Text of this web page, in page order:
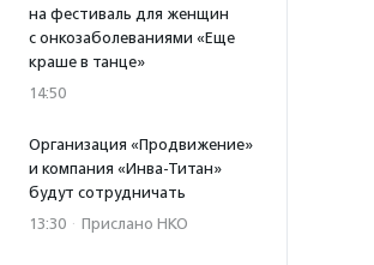
на фестиваль для женщин
с онкозаболеваниями «Еще
краше в танце»
14:50
Организация «Продвижение»
и компания «Инва-Титан»
будут сотрудничать
13:30 · Прислано НКО